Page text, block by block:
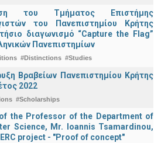
του Τμήματος Επιστήμης
του Πανεπιστημίου Κρήτης
διαγωνισμό “Capture the Flag”
Πανεπιστημίων
#Distinctions #Studies
Βραβείων Πανεπιστημίου Κρήτης
2022
#Scholarships
the Professor of the Department of
Science, Mr. Ioannis Tsamardinou,
project - "Proof of concept"